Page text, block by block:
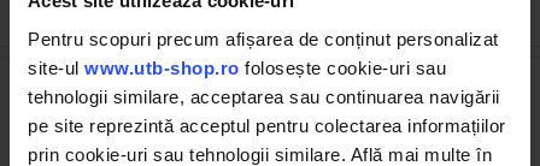
Pentru scopuri precum afișarea de conținut personalizat
site-ul www.utb-shop.ro folosește cookie-uri sau
tehnologii similare, acceptarea sau continuarea navigării
pe site reprezintă acceptul pentru colectarea informațiilor
prin cookie-uri sau tehnologii similare. Află mai multe în
Cumpărate frecvent împreună